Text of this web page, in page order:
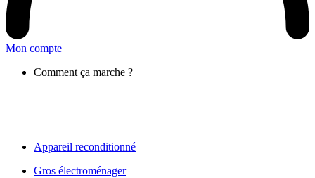
Mon compte
Comment ça marche ?
Appareil reconditionné
Gros électroménager